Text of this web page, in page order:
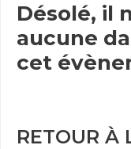
Désolé, il
aucune
cet
RETOUR À